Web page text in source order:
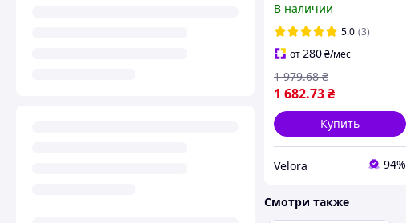
велюровая банкетка
металлический каркас
на 2 полочки,
подставка для обуви
В наличии
5.0 (3)
от280₴/мес
1 682.73₴
1 979.68 ₴
Купить
Velora 94%
Смотри также